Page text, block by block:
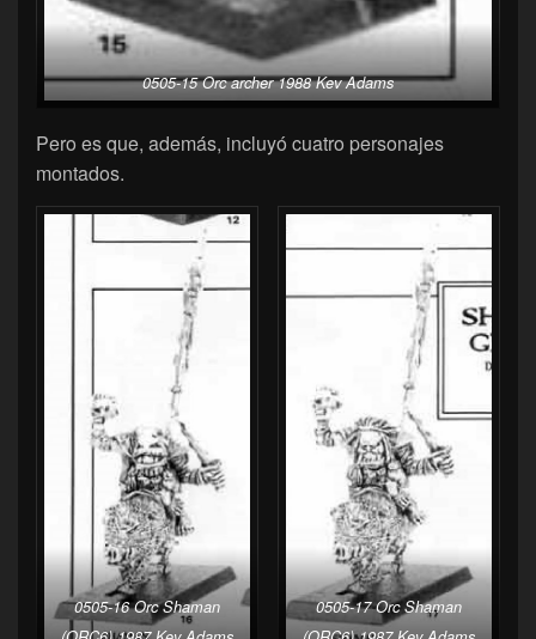
0505-15 Orc archer 1988 Kev Adams
Pero es que, además, incluyó cuatro personajes
montados.
0505-16 Orc Shaman
0505-17 Orc Shaman